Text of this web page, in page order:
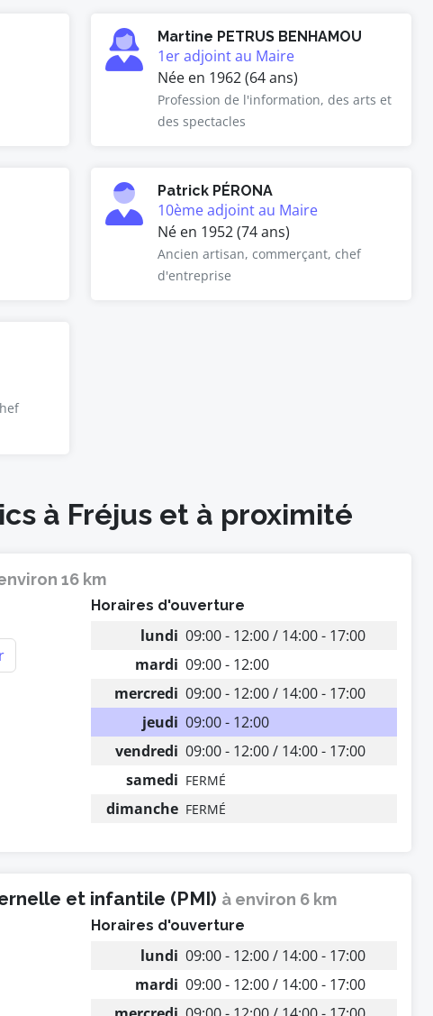
Martine PETRUS BENHAMOU
1er adjoint au Maire
Née en 1962 (64 ans)
Profession de l'information, des arts et
des spectacles
Patrick PÉRONA
10ème adjoint au Maire
Né en 1952 (74 ans)
Ancien artisan, commerçant, chef
d'entreprise
à Fréjus et à proximité
16 km
Horaires d'ouverture
lundi 09:00 - 12:00 / 14:00 - 17:00
mardi 09:00 - 12:00
mercredi 09:00 - 12:00 / 14:00 - 17:00
jeudi 09:00 - 12:00
vendredi 09:00 - 12:00 / 14:00 - 17:00
samedi FERMÉ
dimanche FERMÉ
et infantile (PMI) à environ 6 km
Horaires d'ouverture
lundi 09:00 - 12:00 / 14:00 - 17:00
mardi 09:00 - 12:00 / 14:00 - 17:00